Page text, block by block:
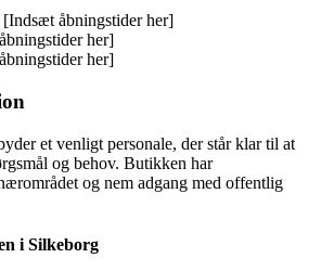
[Indsæt åbningstider her]
her]
her]
et venligt personale, der står klar til at
og behov. Butikken har
og nem adgang med offentlig
i Silkeborg